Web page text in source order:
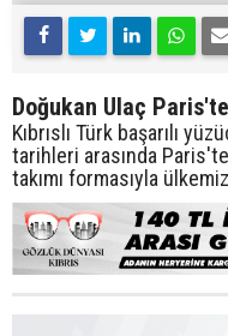
Doğukan Ulaç
Kıbrıslı Türk başarılı
tarihleri arasında
takımı formasıyla